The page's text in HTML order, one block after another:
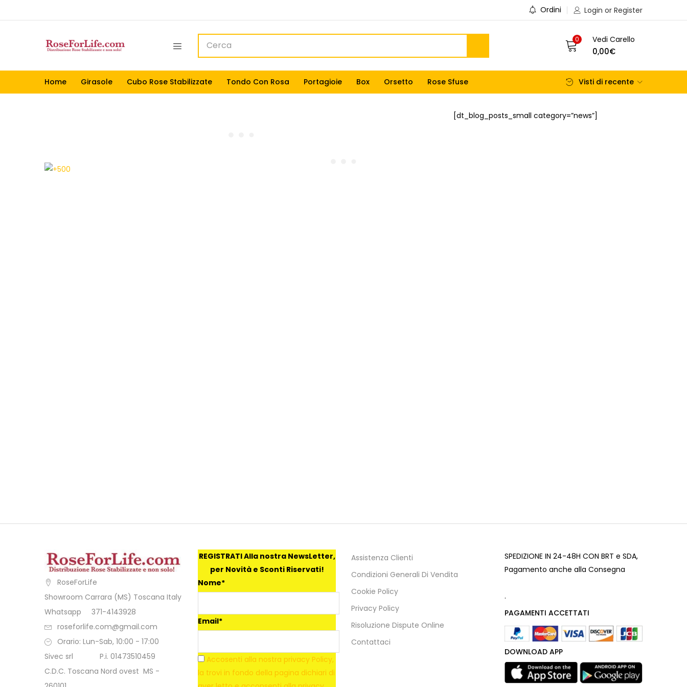
Login or Register
Ordini
0 Vedi Carello
0,00€
Home Girasole Cubo Rose Stabilizzate Tondo Con Rosa Portagioie Box Orsetto Rose Sfuse Visti di recente
[dt_blog_posts_small category=”news”]
RoseForLife
Showroom Carrara (MS) Toscana Italy
Whatsapp 371-4143928
roseforlife.com@gmail.com
Orario: Lun-Sab, 10:00 - 17:00
Sivec srl P.i. 01473510459
C.D.C. Toscana Nord ovest MS -
REGISTRATI Alla nostra NewsLetter,
per Novità e Sconti Riservati!
Nome*
Email*
Accosenti alla nostra privacy Policy,
la trovi in fondo della pagina dichiari di
Assistenza Clienti
Condizioni Generali Di Vendita
Cookie Policy
Privacy Policy
Risoluzione Dispute Online
Contattaci
SPEDIZIONE IN 24-48H CON BRT e SDA,
Pagamento anche alla Consegna
.
PAGAMENTI ACCETTATI
DOWNLOAD APP